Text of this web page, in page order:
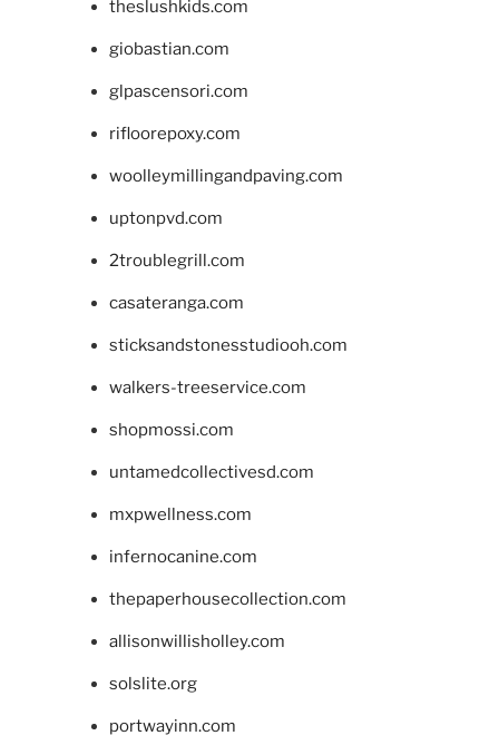
theslushkids.com
giobastian.com
glpascensori.com
rifloorepoxy.com
woolleymillingandpaving.com
uptonpvd.com
2troublegrill.com
casateranga.com
sticksandstonesstudiooh.com
walkers-treeservice.com
shopmossi.com
untamedcollectivesd.com
mxpwellness.com
infernocanine.com
thepaperhousecollection.com
allisonwillisholley.com
solslite.org
portwayinn.com